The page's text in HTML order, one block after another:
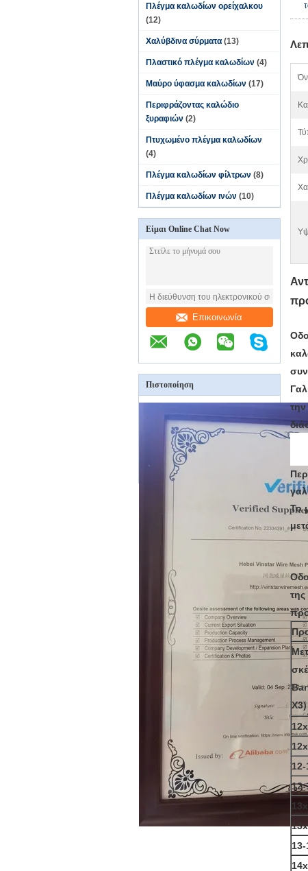
Πλέγμα καλωδίων ορείχαλκου
(12)
Χαλύβδινα σύρματα (13)
Πλαστικό πλέγμα καλωδίων (4)
Μαύρο ύφασμα καλωδίων (17)
Περιφράζοντας καλώδιο
ξυραφιών (2)
Πτυχωμένο πλέγμα καλωδίων
(4)
Πλέγμα καλωδίων φίλτρων (8)
Πλέγμα καλωδίων ινών (10)
Είμαι Online Chat Now
Επικοινωνία
Πιστοποίηση
Το
X3)
12-